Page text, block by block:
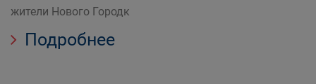
жители Нового Городк
Подробнее